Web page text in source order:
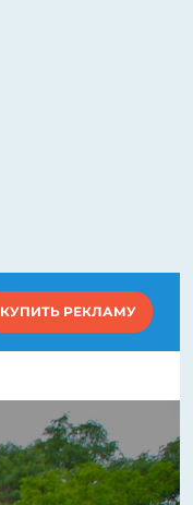
КУПИТЬ РЕКЛАМУ